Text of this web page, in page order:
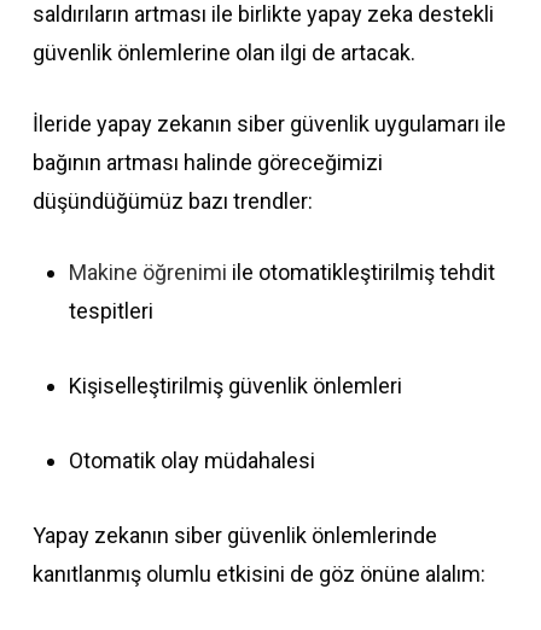
saldırıların artması ile birlikte yapay zeka destekli
güvenlik önlemlerine olan ilgi de artacak.
İleride yapay zekanın siber güvenlik uygulamarı ile
bağının artması halinde göreceğimizi
düşündüğümüz bazı trendler:
Makine öğrenimi ile otomatikleştirilmiş tehdit
tespitleri
Kişiselleştirilmiş güvenlik önlemleri
Otomatik olay müdahalesi
Yapay zekanın siber güvenlik önlemlerinde
kanıtlanmış olumlu etkisini de göz önüne alalım: